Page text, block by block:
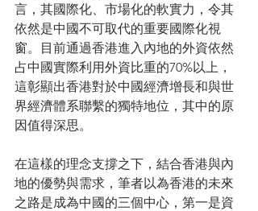
言，其國際化、市場化的軟實力，令其
依然是中國不可取代的重要國際化視
窗。目前通過香港進入內地的外資依然
占中國實際利用外資比重的70%以上，
這彰顯出香港對於中國經濟增長和與世
界經濟體系聯繫的獨特地位，其中的原
因值得深思。
在這樣的理念支撐之下，結合香港與內
地的優勢與需求，筆者以為香港的未來
之路是成為中國的三個中心，第一是資